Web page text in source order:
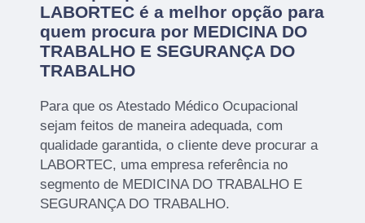
LABORTEC é a melhor opção para
quem procura por MEDICINA DO
TRABALHO E SEGURANÇA DO
TRABALHO
Para que os Atestado Médico Ocupacional
sejam feitos de maneira adequada, com
qualidade garantida, o cliente deve procurar a
LABORTEC, uma empresa referência no
segmento de MEDICINA DO TRABALHO E
SEGURANÇA DO TRABALHO.